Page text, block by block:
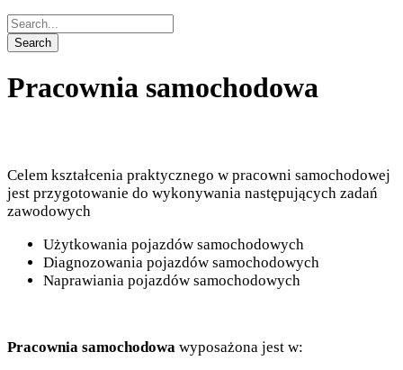
Pracownia samochodowa
Celem kształcenia praktycznego w pracowni samochodowej
jest przygotowanie do wykonywania następujących zadań
zawodowych
Użytkowania pojazdów samochodowych
Diagnozowania pojazdów samochodowych
Naprawiania pojazdów samochodowych
Pracownia samochodowa wyposażona jest w: